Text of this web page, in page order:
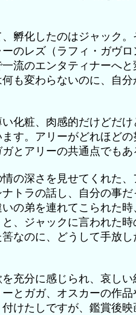
孵化したのはジャック
のレズ（ラフィ・ガヴ
流のエンタティナーへ
も変わらないのに、自
化粧、肉感的だけどだ
す。アリーがどれほど
とアリーの共通点でもあ
の深さを見せてくれた
トラの話し、自分の事
の弟を連れてこられた
、ジャックに言われた
なのに、どうして手放
充分に感じられ、哀し
とガガ、オスカーの作
けたしですが、鑑賞後